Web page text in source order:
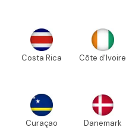
Costa Rica Côte d'Ivoire
Curaçao Danemark